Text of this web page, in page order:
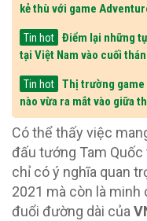
kẻ thù với game
Tin hot
Điểm lại những
tại Việt Nam vào cuối
Tin hot
Thị trường game
nào vừa ra mắt vào giữa
Có thể thấy việc
đấu tướng Tam
chỉ có ý nghĩa quan
2021 mà còn là
đuổi đường dài của